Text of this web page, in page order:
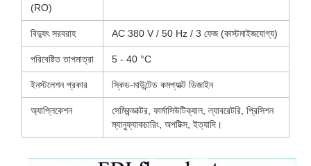
(RO)
বিদ্যুৎ সরবরাহ AC 380 V / 50 Hz / 3 ফেজ (কাস্টমাইজযোগ্য)
পরিবেষ্টিত তাপমাত্রা 5 - 40 °C
ইনস্টলেশন প্রকার স্কিড-মাউন্টেড কমপ্যাক্ট ডিজাইন
অ্যাপ্লিকেশন
সেমিকন্ডাক্টর, ফার্মাসিউটিক্যাল, ল্যাবরেটরি, প্রিসিশন
ম্যানুফ্যাকচারিং, অপটিক্স, ইত্যাদি।